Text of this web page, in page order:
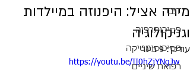
CBT
פסיכותרפיה
פסיכוסומטיקה
רפואת שיניים
מירה אציל: היפנוזה במיילדות
וגניקולוגיה
עודכן:9 בינו׳
https://youtu.be/II0hZjYNgJw